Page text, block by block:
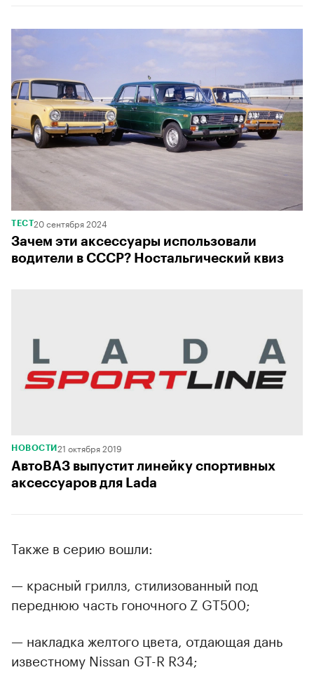
ТЕСТ 20 сентября 2024
Зачем эти аксессуары использовали
водители в СССР? Ностальгический квиз
НОВОСТИ 21 октября 2019
АвтоВАЗ выпустит линейку спортивных
аксессуаров для Lada
Также в серию вошли:
— красный гриллз, стилизованный под
переднюю часть гоночного Z GT500;
— накладка желтого цвета, отдающая дань
известному Nissan GT-R R34;